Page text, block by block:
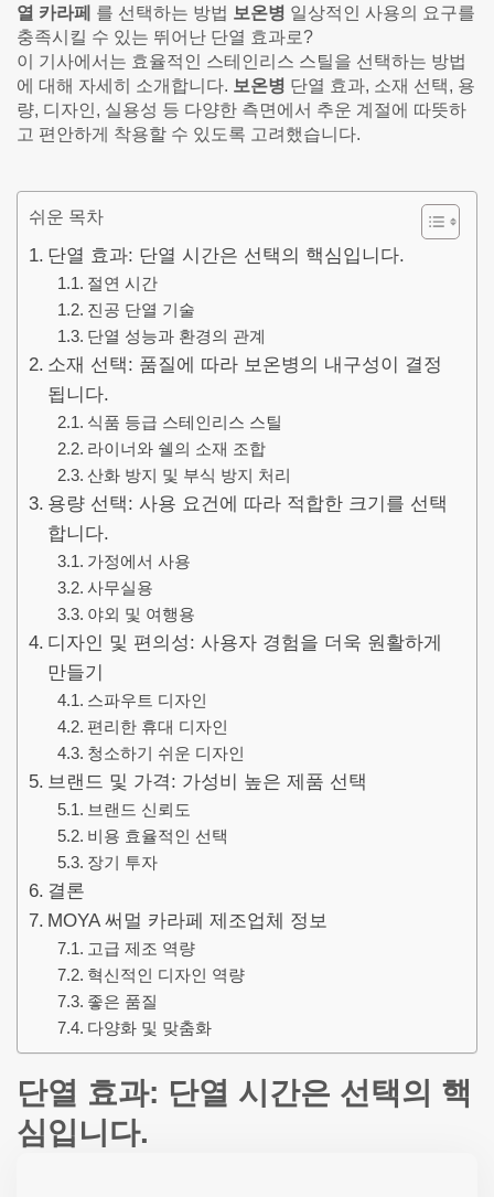
열 카라페
를 선택하는 방법 보온병 일상적인 사용의 요구를
충족시킬 수 있는 뛰어난 단열 효과로?
이 기사에서는 효율적인 스테인리스 스틸을 선택하는 방법
에 대해 자세히 소개합니다. 보온병 단열 효과, 소재 선택, 용
량, 디자인, 실용성 등 다양한 측면에서 추운 계절에 따뜻하
고 편안하게 착용할 수 있도록 고려했습니다.
쉬운 목차
단열 효과: 단열 시간은 선택의 핵심입니다.
절연 시간
진공 단열 기술
단열 성능과 환경의 관계
소재 선택: 품질에 따라 보온병의 내구성이 결정
됩니다.
식품 등급 스테인리스 스틸
라이너와 쉘의 소재 조합
산화 방지 및 부식 방지 처리
용량 선택: 사용 요건에 따라 적합한 크기를 선택
합니다.
가정에서 사용
사무실용
야외 및 여행용
디자인 및 편의성: 사용자 경험을 더욱 원활하게
만들기
스파우트 디자인
편리한 휴대 디자인
청소하기 쉬운 디자인
브랜드 및 가격: 가성비 높은 제품 선택
브랜드 신뢰도
비용 효율적인 선택
장기 투자
결론
MOYA 써멀 카라페 제조업체 정보
고급 제조 역량
혁신적인 디자인 역량
좋은 품질
다양화 및 맞춤화
단열 효과: 단열 시간은 선택의 핵
심입니다.